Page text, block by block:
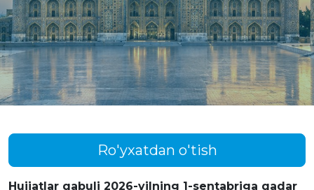
Ro'yxatdan o'tish
Hujjatlar qabuli 2026-yilning 1-sentabriga qadar